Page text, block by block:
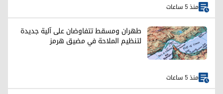
منذ 5 ساعات
طهران ومسقط تتفاوضان على آلية جديدة
لتنظيم الملاحة في مضيق هرمز
منذ 5 ساعات